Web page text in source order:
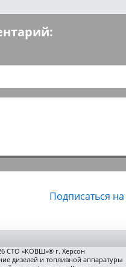
Подписаться
СТО «КОВШ»® г. Херсон
дизелей и топливной аппаратуры